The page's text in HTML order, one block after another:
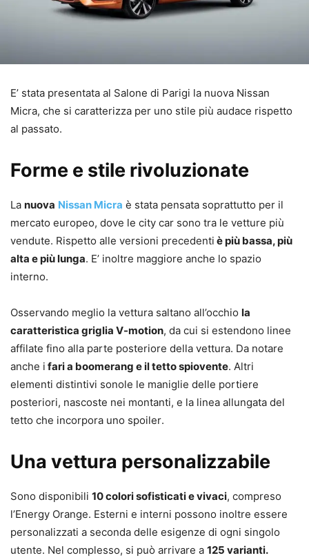
E’ stata presentata al Salone di Parigi la nuova Nissan
Micra, che si caratterizza per uno stile più audace rispetto
al passato.
Forme e stile rivoluzionate
La nuova Nissan Micra è stata pensata soprattutto per il
mercato europeo, dove le city car sono tra le vetture più
vendute. Rispetto alle versioni precedenti è più bassa, più
alta e più lunga. E’ inoltre maggiore anche lo spazio
interno.
Osservando meglio la vettura saltano all’occhio la
caratteristica griglia V-motion, da cui si estendono linee
affilate fino alla parte posteriore della vettura. Da notare
anche i faria boomerang e il tetto spiovente. Altri
elementi distintivi sonole le maniglie delle portiere
posteriori, nascoste nei montanti, e la linea allungata del
tetto che incorpora uno spoiler.
Una vettura personalizzabile
Sono disponibili 10 colori sofisticati e vivaci, compreso
l’Energy Orange. Esterni e interni possono inoltre essere
personalizzati a seconda delle esigenze di ogni singolo
utente. Nel complesso, si può arrivare a 125 varianti.